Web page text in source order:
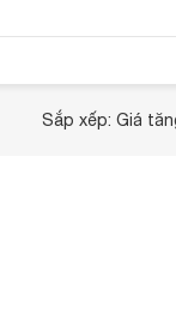
Sắp xếp: Giá